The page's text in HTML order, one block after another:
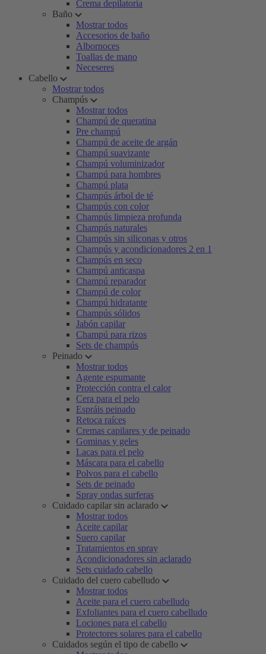
Crema depilatoria
Baño
Mostrar todos
Accesorios de baño
Albornoces
Toallas de mano
Neceseres
Cabello
Mostrar todos
Champús
Mostrar todos
Champú de queratina
Pre champú
Champú de aceite de argán
Champú suavizante
Champú voluminizador
Champú para hombres
Champú plata
Champús árbol de té
Champús con color
Champús limpieza profunda
Champús naturales
Champús sin siliconas y otros
Champús y acondicionadores 2 en 1
Champús en seco
Champú anticaspa
Champú reparador
Champú de color
Champú hidratante
Champús sólidos
Jabón capilar
Champú para rizos
Sets de champús
Peinado
Mostrar todos
Agente espumante
Protección contra el calor
Cera para el pelo
Espráis peinado
Retoca raíces
Cremas capilares y de peinado
Gominas y geles
Lacas para el pelo
Máscara para el cabello
Polvos para el cabello
Sets de peinado
Spray ondas surferas
Cuidado capilar sin aclarado
Mostrar todos
Aceite capilar
Suero capilar
Tratamientos en spray
Acondicionadores sin aclarado
Sets cuidado cabello
Cuidado del cuero cabelludo
Mostrar todos
Aceite para el cuero cabelludo
Exfoliantes para el cuero cabelludo
Lociones para el cabello
Protectores solares para el cabello
Cuidados según el tipo de cabello